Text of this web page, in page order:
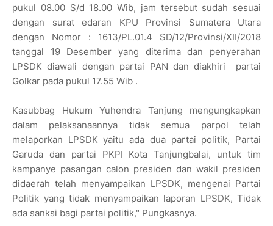
pukul 08.00 S/d 18.00 Wib, jam tersebut sudah sesuai
dengan surat edaran KPU Provinsi Sumatera Utara
dengan Nomor : 1613/PL.01.4 SD/12/Provinsi/XII/2018
tanggal 19 Desember yang diterima dan penyerahan
LPSDK diawali dengan partai PAN dan diakhiri partai
Golkar pada pukul 17.55 Wib .
Kasubbag Hukum Yuhendra Tanjung mengungkapkan
dalam pelaksanaannya tidak semua parpol telah
melaporkan LPSDK yaitu ada dua partai politik, Partai
Garuda dan partai PKPI Kota Tanjungbalai, untuk tim
kampanye pasangan calon presiden dan wakil presiden
didaerah telah menyampaikan LPSDK, mengenai Partai
Politik yang tidak menyampaikan laporan LPSDK, Tidak
ada sanksi bagi partai politik," Pungkasnya.